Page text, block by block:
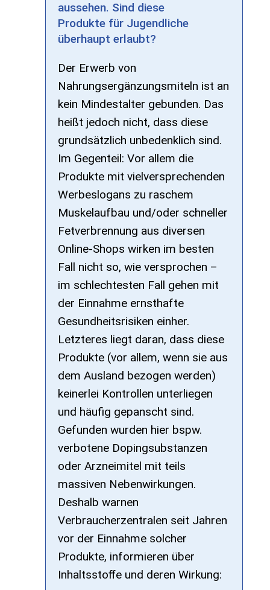
aussehen. Sind diese
Produkte für Jugendliche
überhaupt erlaubt?
Der Erwerb von
Nahrungsergänzungsmiteln ist an
kein Mindestalter gebunden. Das
heißt jedoch nicht, dass diese
grundsätzlich unbedenklich sind.
Im Gegenteil: Vor allem die
Produkte mit vielversprechenden
Werbeslogans zu raschem
Muskelaufbau und/oder schneller
Fetverbrennung aus diversen
Online-Shops wirken im besten
Fall nicht so, wie versprochen –
im schlechtesten Fall gehen mit
der Einnahme ernsthafte
Gesundheitsrisiken einher.
Letzteres liegt daran, dass diese
Produkte (vor allem, wenn sie aus
dem Ausland bezogen werden)
keinerlei Kontrollen unterliegen
und häuﬁg gepanscht sind.
Gefunden wurden hier bspw.
verbotene Dopingsubstanzen
oder Arzneimitel mit teils
massiven Nebenwirkungen.
Deshalb warnen
Verbraucherzentralen seit Jahren
vor der Einnahme solcher
Produkte, informieren über
Inhaltsstoﬀe und deren Wirkung: